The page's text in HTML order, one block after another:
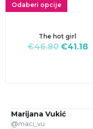
Odaberi opcije
The hot girl
€46.80 €41.18
Marijana Vukić
@maci_vu